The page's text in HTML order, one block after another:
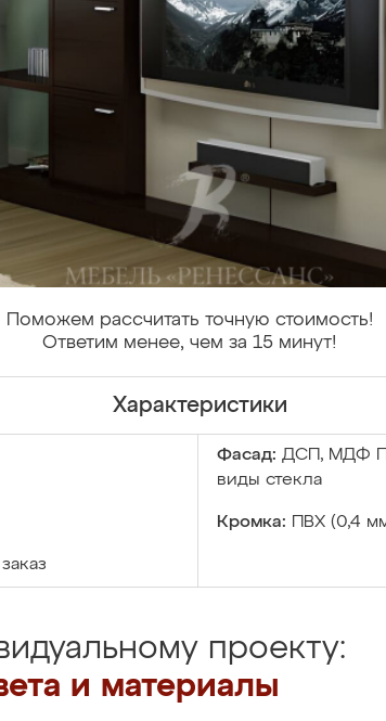
Поможем рассчитать точную стоимость!
Ответим менее, чем за 15 минут!
Характеристики
Фасад: ДСП, МДФ
виды стекла
Кромка: ПВХ (0,4
проекту:
и материалы